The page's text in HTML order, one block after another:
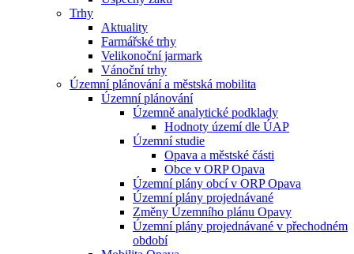
Trhy
Aktuality
Farmářské trhy
Velikonoční jarmark
Vánoční trhy
Územní plánování a městská mobilita
Územní plánování
Územně analytické podklady
Hodnoty území dle ÚAP
Územní studie
Opava a městské části
Obce v ORP Opava
Územní plány obcí v ORP Opava
Územní plány projednávané
Změny Územního plánu Opavy
Územní plány projednávané v přechodném
období